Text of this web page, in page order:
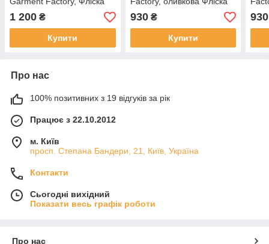
флісовий реглан та
штани, оливковий
1 200 ₴
Купити
тактична кофта з
кишенями РОЗМІР 56 3XL
930₴
Купити
930
Про нас
100% позитивних з 19 відгуків за рік
Працює з 22.10.2012
м. Київ
просп. Степана Бандери, 21, Київ, Україна
Контакти
Сьогодні вихідний
Показати весь графік роботи
Про нас